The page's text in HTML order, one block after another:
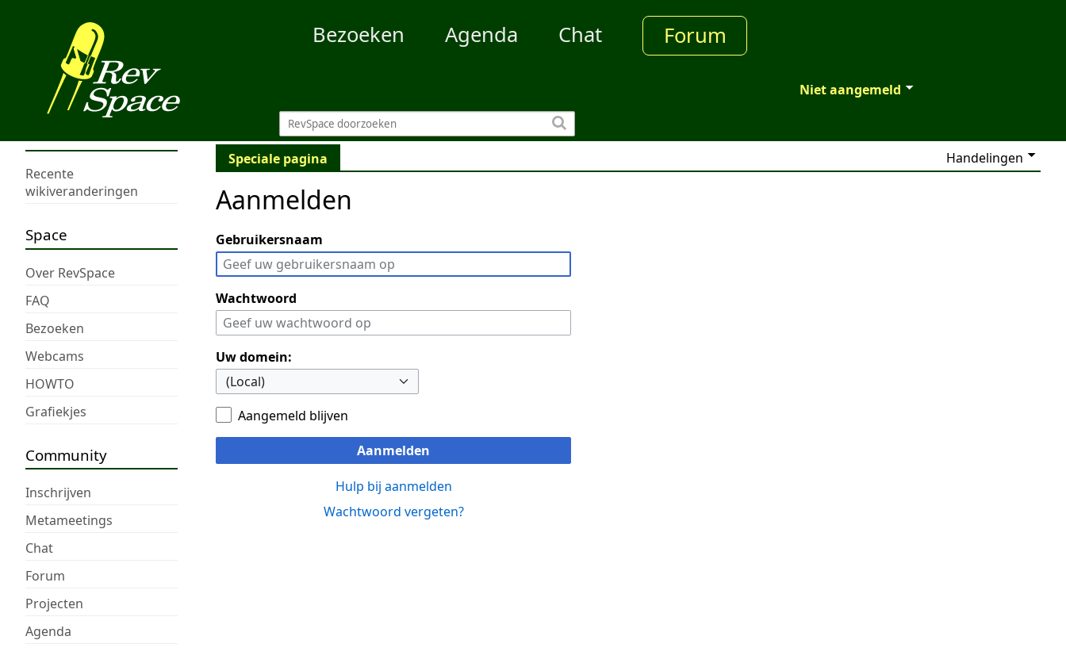
Bezoeken Agenda Chat Forum
Niet aangemeld
Recente
wikiveranderingen
Space
Over RevSpace
FAQ
Bezoeken
Webcams
HOWTO
Grafiekjes
Community
Inschrijven
Metameetings
Chat
Forum
Projecten
Agenda
Speciale pagina Handelingen
Aanmelden
Gebruikersnaam
Wachtwoord
Uw domein:
Aangemeld blijven
Aanmelden
Hulp bij aanmelden
Wachtwoord vergeten?